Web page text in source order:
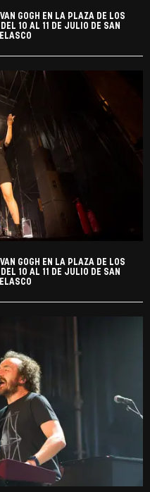
GOGH EN LA PLAZA DE LOS
10 AL 11 DE JULIO DE SAN
GOGH EN LA PLAZA DE LOS
10 AL 11 DE JULIO DE SAN